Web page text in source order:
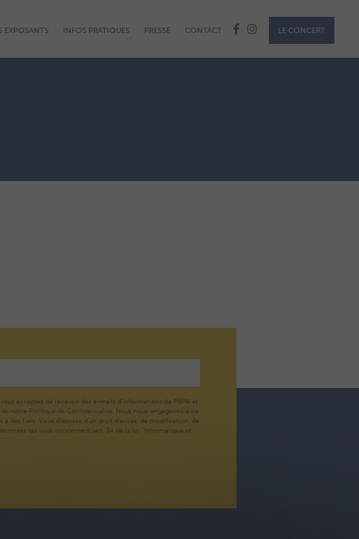
EXPOSANTS INFOS PRATIQUES PRESSE CONTACT LE CONCERT
acceptez de recevoir des e-mails d’informations de PBPA et
notre Politique de Confidentialité. Nous nous engageons à ne
des tiers. Vous disposez d'un droit d'accès, de modification, de
qui vous concernent (art. 34 de la loi "Informatique et